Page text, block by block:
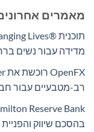
מאמרים
מדידה עבור נשים
רב-מטבעיים עבור
בהסכם שיווק